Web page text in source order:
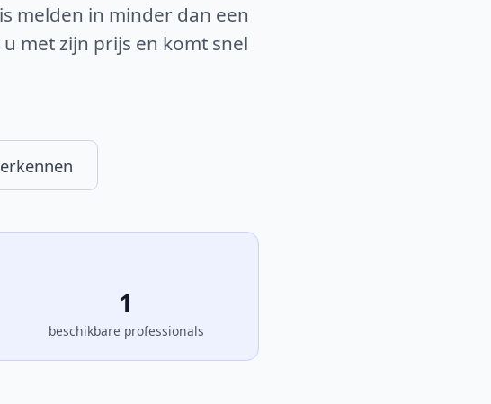
melden in minder dan een
met zijn prijs en komt snel
1
beschikbare professionals